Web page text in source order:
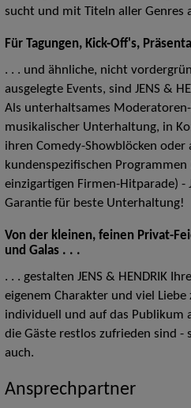
sucht und mit Titeln aller Genres
Für Tagungen, Kick-Off's,
. . . und ähnliche, nicht
ausgelegte Events, sind JENS &
Als unterhaltsames
musikalischer Unterhaltung, in
ihren Comedy-Showblöcken
kundenspezifischen Programmen
einzigartigen Firmen-Hitparade) -
Garantie für beste Unterhaltung!
Von der kleinen, feinen Privat-
und Galas . . .
. . . gestalten JENS & HENDRIK
eigenem Charakter und viel Liebe
individuell und auf das Publikum
die Gäste restlos zufrieden sind -
auch.
Ansprechpartner